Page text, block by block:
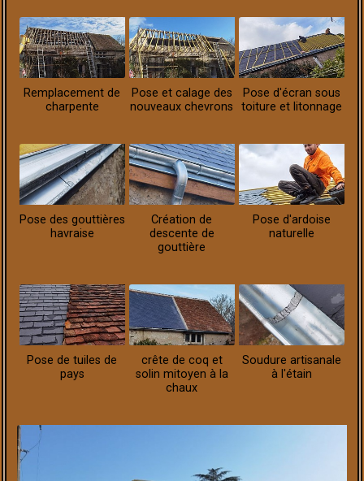
Remplacement de
charpente
Pose et calage des
nouveaux chevrons
Pose d'écran sous
toiture et litonnage
Pose des gouttières
havraise
Création de
descente de
gouttière
Pose d'ardoise
naturelle
Pose de tuiles de
pays
crête de coq et
solin mitoyen à la
chaux
Soudure artisanale
à l'étain